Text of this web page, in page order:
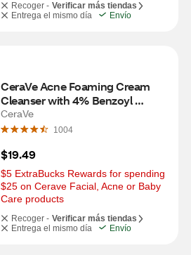
Recoger - Verificar más tiendas
Entrega el mismo día
Envío
CeraVe Acne Foaming Cream
Cleanser with 4% Benzoyl
Peroxide, 5 OZ
CeraVe
1004
$19.49
$5 ExtraBucks Rewards for spending
$25 on Cerave Facial, Acne or Baby
Care products
Recoger - Verificar más tiendas
Entrega el mismo día
Envío